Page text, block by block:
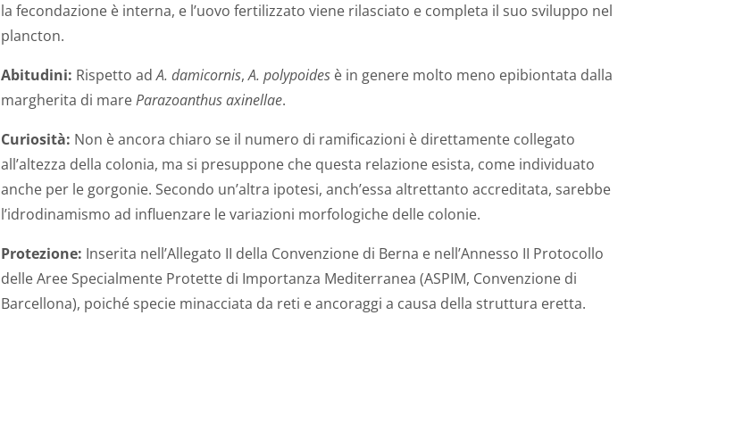
la fecondazione è interna, e l’uovo fertilizzato viene rilasciato e completa il suo sviluppo nel
plancton.
Abitudini: Rispetto adA. damicornis,A. polypoidesè in genere molto meno epibiontata dalla
margherita di mareParazoanthus axinellae.
Curiosità: Non è ancora chiaro se il numero di ramificazioni è direttamente collegato
all’altezza della colonia, ma si presuppone che questa relazione esista, come individuato
anche per le gorgonie. Secondo un’altra ipotesi, anch’essa altrettanto accreditata, sarebbe
l’idrodinamismo ad influenzare le variazioni morfologiche delle colonie.
Protezione: Inserita nell’Allegato II della Convenzione di Berna e nell’Annesso II Protocollo
delle Aree Specialmente Protette di Importanza Mediterranea (ASPIM, Convenzione di
Barcellona), poiché specie minacciata da reti e ancoraggi a causa della struttura eretta.